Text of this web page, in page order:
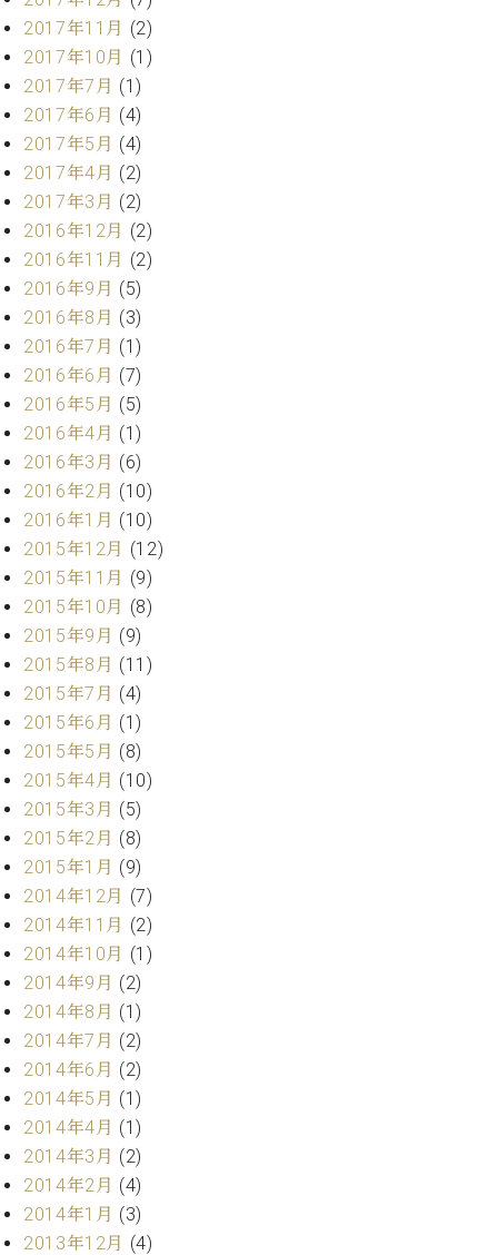
調
律
師
紹
介
律
料
金
表
お
い
合
わ
せ
尾山調律師のブ
ログ Die
Musikgasse（音
楽の小道）
2017年11月 (2)
2017年10月 (1)
2017年7月 (1)
2017年6月 (4)
2017年5月 (4)
2017年4月 (2)
2017年3月 (2)
2016年12月 (2)
2016年11月 (2)
2016年9月 (5)
2016年8月 (3)
2016年7月 (1)
2016年6月 (7)
2016年5月 (5)
2016年4月 (1)
2016年3月 (6)
2016年2月 (10)
2016年1月 (10)
2015年12月 (12)
2015年11月 (9)
2015年10月 (8)
2015年9月 (9)
2015年8月 (11)
2015年7月 (4)
2015年6月 (1)
2015年5月 (8)
2015年4月 (10)
2015年3月 (5)
2015年2月 (8)
2015年1月 (9)
2014年12月 (7)
2014年11月 (2)
2014年10月 (1)
2014年9月 (2)
2014年8月 (1)
2014年7月 (2)
2014年6月 (2)
2014年5月 (1)
2014年4月 (1)
2014年3月 (2)
2014年2月 (4)
2014年1月 (3)
2013年12月 (4)